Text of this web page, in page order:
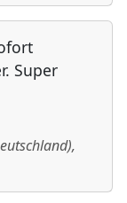
Super
),